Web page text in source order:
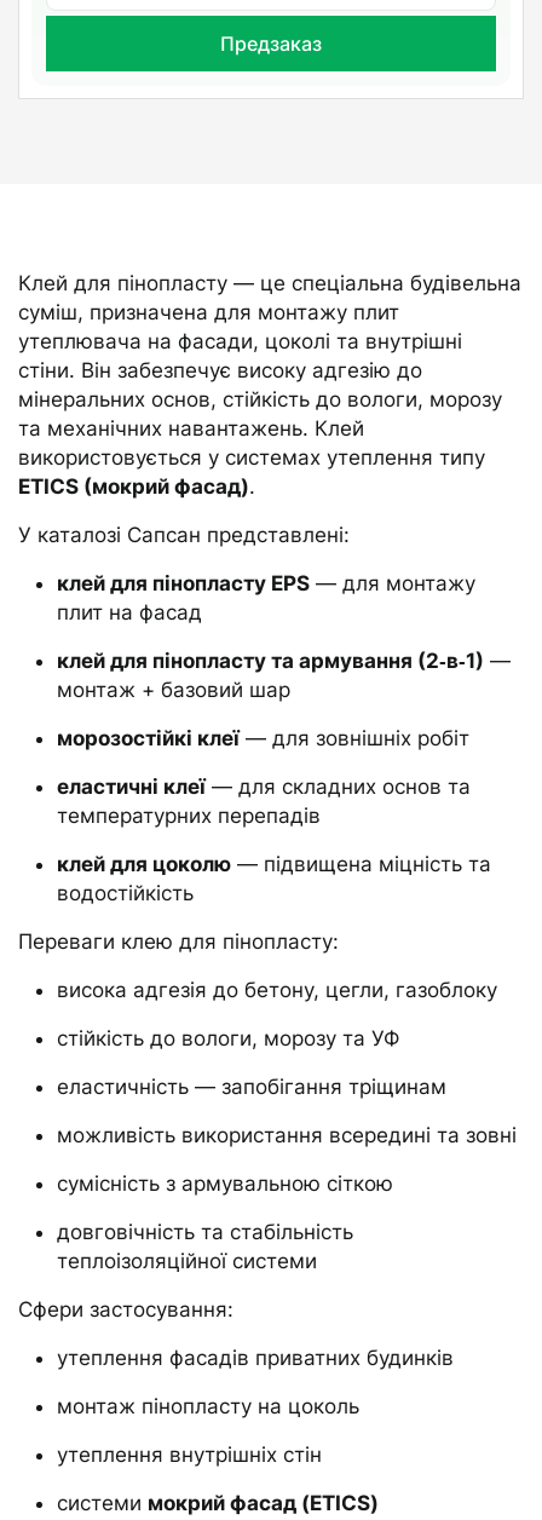
Предзаказ
Клей для пінопласту — це спеціальна будівельна
суміш, призначена для монтажу плит
утеплювача на фасади, цоколі та внутрішні
стіни. Він забезпечує високу адгезію до
мінеральних основ, стійкість до вологи, морозу
та механічних навантажень. Клей
використовується у системах утеплення типу
ETICS (мокрий фасад).
У каталозі Сапсан представлені:
клей для пінопласту EPS — для монтажу
плит на фасад
клей для пінопласту та армування (2‑в‑1) —
монтаж + базовий шар
морозостійкі клеї— для зовнішніх робіт
еластичні клеї— для складних основ та
температурних перепадів
клей для цоколю — підвищена міцність та
водостійкість
Переваги клею для пінопласту:
висока адгезія до бетону, цегли, газоблоку
стійкість до вологи, морозу та УФ
еластичність — запобігання тріщинам
можливість використання всередині та зовні
сумісність з армувальною сіткою
довговічність та стабільність
теплоізоляційної системи
Сфери застосування:
утеплення фасадів приватних будинків
монтаж пінопласту на цоколь
утеплення внутрішніх стін
системи мокрий фасад (ETICS)